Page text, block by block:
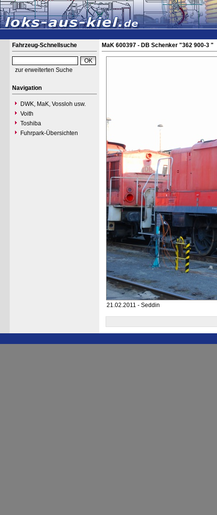
Fahrzeug-Schnellsuche
zur erweiterten Suche
Navigation
DWK, MaK, Vossloh usw.
Voith
Toshiba
Fuhrpark-Übersichten
MaK 600397 - DB Schenker "362 900-3 "
21.02.2011 - Seddin